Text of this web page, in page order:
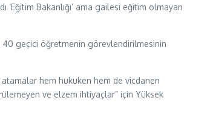
Bakanlığı’ ama gailesi eğitim olmayan
40 geçici öğretmenin görevlendirilmesinin
atamalar hem hukuken hem de vicdanen
ve elzem ihtiyaçlar” için Yüksek